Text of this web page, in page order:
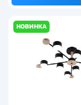
НОВИНКА